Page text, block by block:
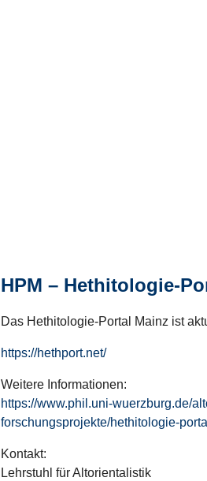
HPM – Hethitologie-
Das Hethitologie-Portal Mainz ist
https://hethport.net/
Weitere Informationen:
https://www.phil.uni-wuerzburg.de/
forschungsprojekte/hethitologie-
Kontakt:
Lehrstuhl für Altorientalistik